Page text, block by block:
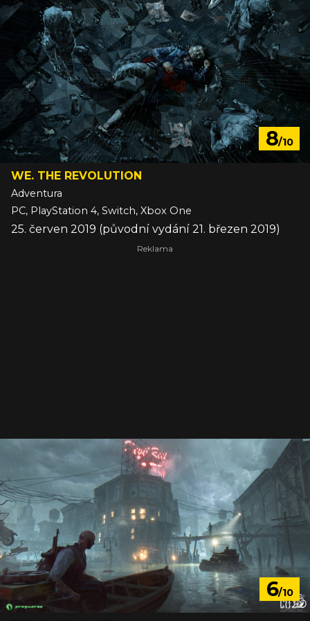
8/10
WE. THE REVOLUTION
Adventura
PC, PlayStation 4, Switch, Xbox One
25. červen 2019 (původní vydání 21. březen 2019)
6/10